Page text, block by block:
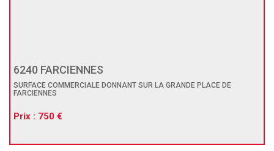
6240 FARCIENNES
SURFACE COMMERCIALE DONNANT SUR LA GRANDE PLACE DE
FARCIENNES
Prix : 750 €